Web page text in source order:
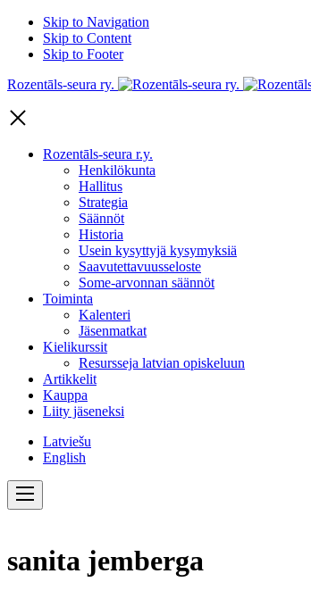
Skip to Navigation
Skip to Content
Skip to Footer
Rozentāls-seura ry.
Rozentāls-seura r.y.
Henkilökunta
Hallitus
Strategia
Säännöt
Historia
Usein kysyttyjä kysymyksiä
Saavutettavuusseloste
Some-arvonnan säännöt
Toiminta
Kalenteri
Jäsenmatkat
Kielikurssit
Resursseja latvian opiskeluun
Artikkelit
Kauppa
Liity jäseneksi
Latviešu
English
sanita jemberga